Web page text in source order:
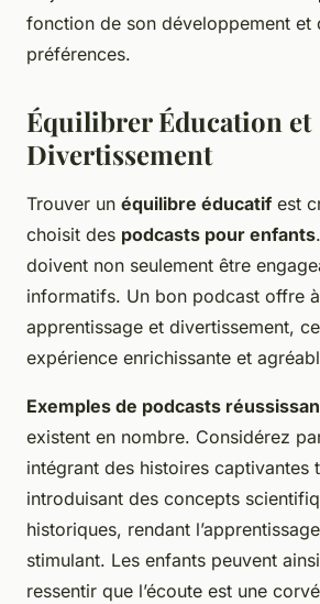
fonction de son développement et
préférences.
Équilibrer Éducation et
Divertissement
Trouver un équilibre éducatif est
choisit des podcasts pour enfants
doivent non seulement être
informatifs. Un bon podcast offre
apprentissage et divertissement,
expérience enrichissante et
Exemples de podcasts
existent en nombre. Considérez
intégrant des histoires captivantes
introduisant des concepts
historiques, rendant
stimulant. Les enfants peuvent
ressentir que l’écoute est une